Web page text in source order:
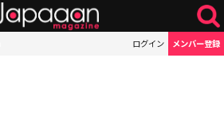
ログイン メンバー登録